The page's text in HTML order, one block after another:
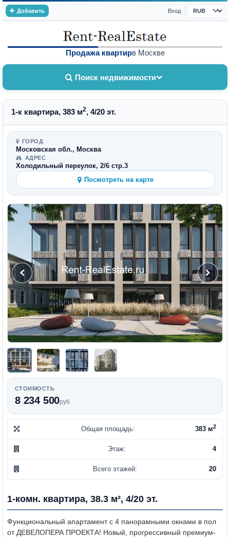
Добавить Вход
Валюта
Продажа квартирв Москве
Поиск недвижимости
1-к квартира, 383 м2, 4/20 эт.
ГОРОД
Московская обл., Москва
АДРЕС
Холодильный переулок, 2/6 стр.3
Посмотреть на карте
СТОИМОСТЬ
8 234 500руб
Общая площадь: 383 м2
Этаж: 4
Всего этажей: 20
1-комн. квартира, 38.3 м², 4/20 эт.
Функциональный апартамент с 4 панорамными окнами в пол
от ДЕВЕЛОПЕРА ПРОЕКТА! Новый, прогрессивный премиум-